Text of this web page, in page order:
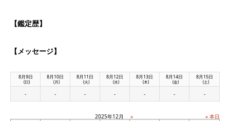
【鑑定歴】
【メッセージ】
8月9日
(日)
8月10日
(月)
8月11日
(火)
8月12日
(水)
8月13日
(木)
8月14日
(金)
8月15日
(土)
- - - - - - -
2025年12月 » » 本日